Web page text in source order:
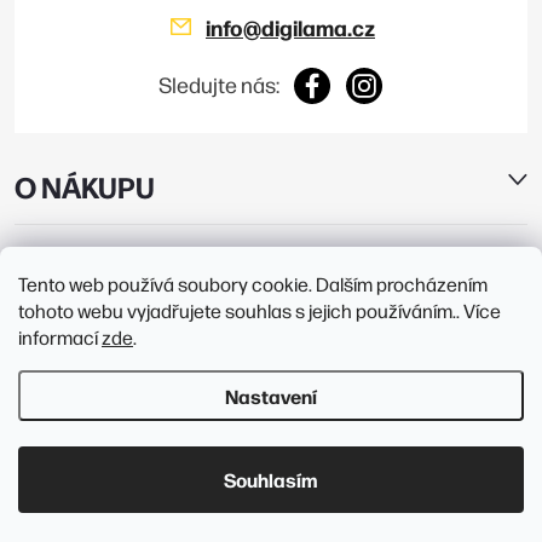
Tento web používá soubory cookie. Dalším procházením
tohoto webu vyjadřujete souhlas s jejich používáním.. Více
informacízde.
Nastavení
Souhlasím
O NÁKUPU
PRODEJNY
info@digilama.cz
Sledujte nás: